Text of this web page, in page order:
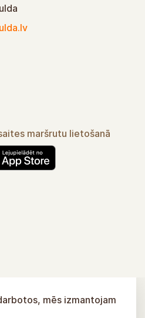
maršrutu lietošanā
mēs izmantojam